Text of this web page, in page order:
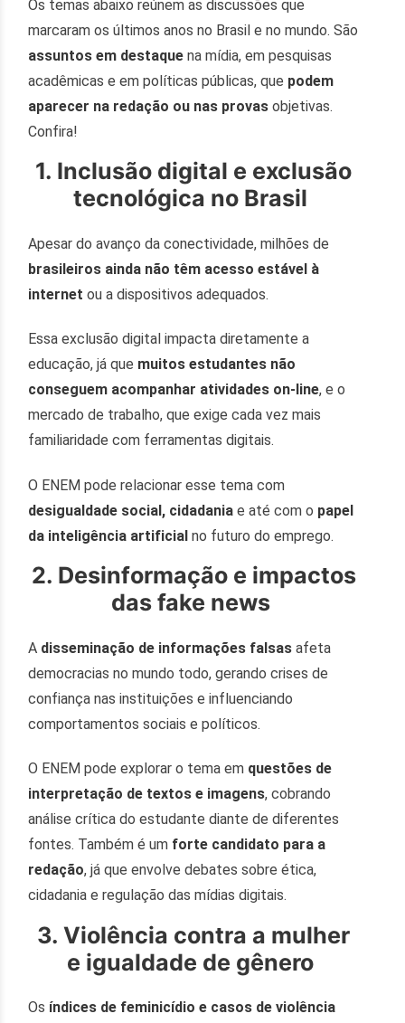
Os temas abaixo reúnem as discussões que
marcaram os últimos anos no Brasil e no mundo. São
assuntos em destaque na mídia, em pesquisas
acadêmicas e em políticas públicas, que podem
aparecer na redação ou nas provas objetivas.
Confira!
1. Inclusão digital e exclusão
tecnológica no Brasil
Apesar do avanço da conectividade, milhões de
brasileiros ainda não têm acesso estável à
internetou a dispositivos adequados.
Essa exclusão digital impacta diretamente a
educação, já que muitos estudantes não
conseguem acompanhar atividades on-line, e o
mercado de trabalho, que exige cada vez mais
familiaridade com ferramentas digitais.
O ENEM pode relacionar esse tema com
desigualdade social, cidadaniae até com o papel
da inteligência artificial no futuro do emprego.
2. Desinformação e impactos
das fake news
A disseminação de informações falsas afeta
democracias no mundo todo, gerando crises de
confiança nas instituições e influenciando
comportamentos sociais e políticos.
O ENEM pode explorar o tema em questões de
interpretação de textos e imagens, cobrando
análise crítica do estudante diante de diferentes
fontes. Também é um forte candidato para a
redação, já que envolve debates sobre ética,
cidadania e regulação das mídias digitais.
3. Violência contra a mulher
e igualdade de gênero
Os índices de feminicídio e casos de violência